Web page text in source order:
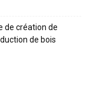
de création de
de bois